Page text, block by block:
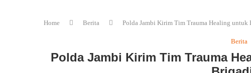
Home Berita Polda Jambi Kirim Tim Trauma Healing untuk
Berita
Polda Jambi Kirim Tim Trauma